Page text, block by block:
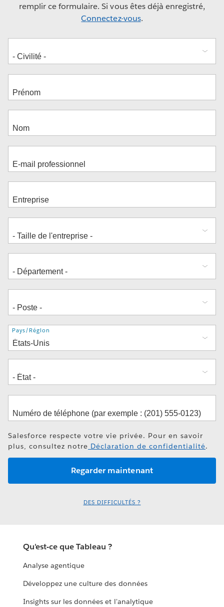
remplir ce formulaire. Si vous êtes déjà enregistré,
Connectez-vous.
Adresse
Pays/Région
Salesforce respecte votre vie privée. Pour en savoir
plus, consultez notre Déclaration de confidentialité.
DES DIFFICULTÉS ?
Qu'est-ce que Tableau ?
Analyse agentique
Développez une culture des données
Insights sur les données et l'analytique